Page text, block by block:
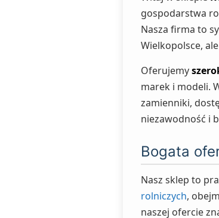
gospodarstwa
Nasza firma to
Wielkopolsce,
Oferujemy
marek i modeli.
zamienniki,
niezawodność i
Bogata
Nasz sklep to
rolniczych,
naszej ofercie